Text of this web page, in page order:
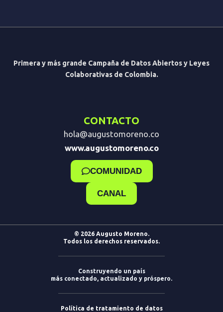
Primera y más grande Campaña de Datos Abiertos y Leyes
Colaborativas de Colombia.
CONTACTO
hola@augustomoreno.co
www.augustomoreno.co
COMUNIDAD
CANAL
© 2026 Augusto Moreno.
Todos los derechos reservados.
Construyendo un país
más conectado, actualizado y próspero.
Política de tratamiento de datos